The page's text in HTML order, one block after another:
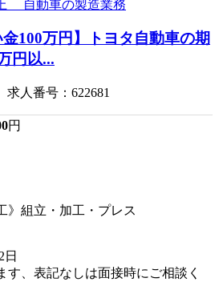
金100万円】トヨタ自動車の期
円以...
人番号：622681
円
》組立・加工・プレス
日
、表記なしは面接時にご相談く